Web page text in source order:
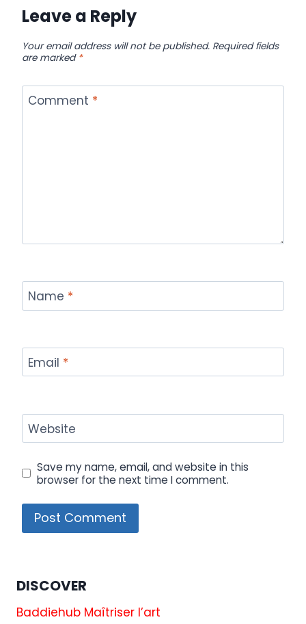
Leave a Reply
Your email address will not be published. Required fields
are marked *
Comment *
Name *
Email *
Website
Save my name, email, and website in this
browser for the next time I comment.
DISCOVER
Baddiehub Maîtriser l’art